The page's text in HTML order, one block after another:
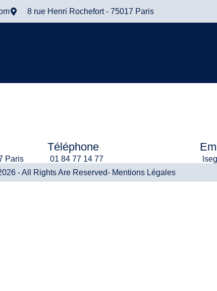
8 rue Henri Rochefort - 75017 Paris
Paris
Téléphone
01 84 77 14 77
- All Rights Are Reserved- Mentions Légales